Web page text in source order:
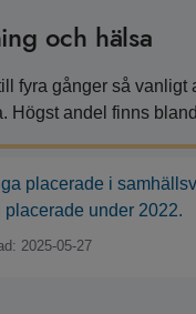
och hälsa
fyra gånger så
Högst andel finns
placerade i
under 2022.
2025-05-27